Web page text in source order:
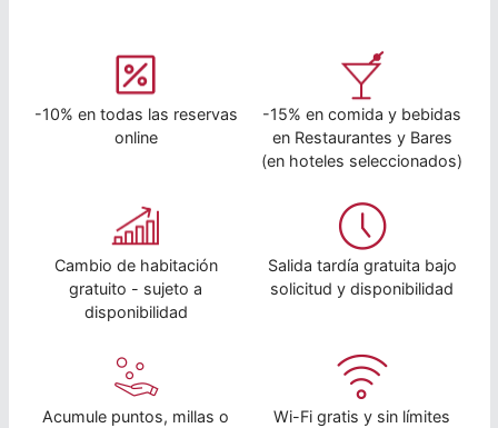
-10% en todas las reservas
online
-15% en comida y bebidas
en Restaurantes y Bares
(en hoteles seleccionados)
Cambio de habitación
gratuito - sujeto a
disponibilidad
Salida tardía gratuita bajo
solicitud y disponibilidad
Acumule puntos, millas o
Wi-Fi gratis y sin límites